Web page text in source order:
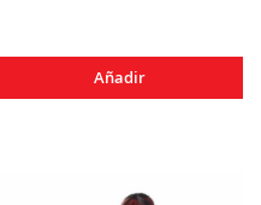
Añadir